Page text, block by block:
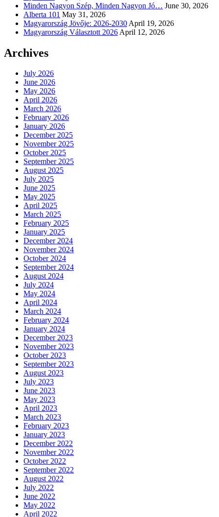
Minden Nagyon Szép, Minden Nagyon Jó… June 30, 2026
Alberta 101 May 31, 2026
Magyarország Jövője: 2026-2030 April 19, 2026
Magyarország Választott 2026 April 12, 2026
Archives
July 2026
June 2026
May 2026
April 2026
March 2026
February 2026
January 2026
December 2025
November 2025
October 2025
September 2025
August 2025
July 2025
June 2025
May 2025
April 2025
March 2025
February 2025
January 2025
December 2024
November 2024
October 2024
September 2024
August 2024
July 2024
May 2024
April 2024
March 2024
February 2024
January 2024
December 2023
November 2023
October 2023
September 2023
August 2023
July 2023
June 2023
May 2023
April 2023
March 2023
February 2023
January 2023
December 2022
November 2022
October 2022
September 2022
August 2022
July 2022
June 2022
May 2022
April 2022